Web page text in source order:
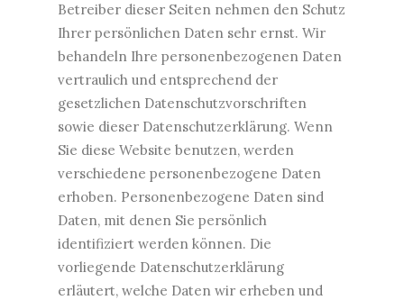
Betreiber dieser Seiten nehmen den Schutz
Ihrer persönlichen Daten sehr ernst. Wir
behandeln Ihre personenbezogenen Daten
vertraulich und entsprechend der
gesetzlichen Datenschutzvorschriften
sowie dieser Datenschutzerklärung. Wenn
Sie diese Website benutzen, werden
verschiedene personenbezogene Daten
erhoben. Personenbezogene Daten sind
Daten, mit denen Sie persönlich
identifiziert werden können. Die
vorliegende Datenschutzerklärung
erläutert, welche Daten wir erheben und